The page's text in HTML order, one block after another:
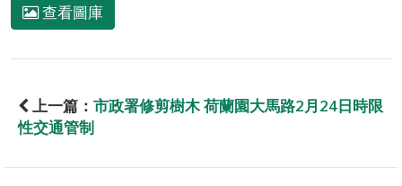
查看圖庫
上一篇： 市政署修剪樹木 荷蘭園大馬路2月24日時限
性交通管制